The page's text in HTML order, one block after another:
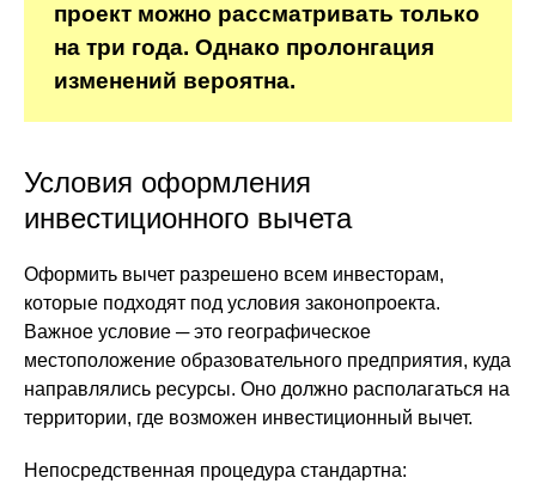
проект можно рассматривать только
на три года. Однако пролонгация
изменений вероятна.
Условия оформления
инвестиционного вычета
Оформить вычет разрешено всем инвесторам,
которые подходят под условия законопроекта.
Важное условие ─ это географическое
местоположение образовательного предприятия, куда
направлялись ресурсы. Оно должно располагаться на
территории, где возможен инвестиционный вычет.
Непосредственная процедура стандартна: